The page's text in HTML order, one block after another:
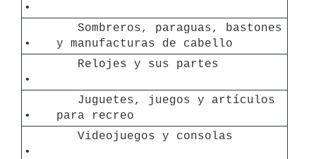
•
•
y manufacturas de cabello
•
   Relojes y sus partes
•
para recreo
•
   Videojuegos y consolas